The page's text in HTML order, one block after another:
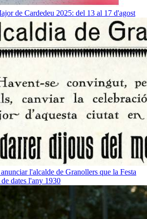
de Cardedeu 2025: del 13 al 17 d'agost
l'alcalde de Granollers que la Festa
dates l'any 1930